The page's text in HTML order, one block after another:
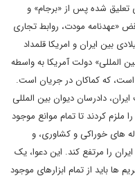
تعلیق شده پس از «برجام» و
«عهدنامه مودت، روابط تجاری
کنسولی» منعقد شده در سال 1955 میلادی بین ایران و امریکا قلمداد
المللی» دولت آمریکا به واسطه
که کماکان در جریان است.
ایران، دادرسان دیوان بین المللی
کردند تا تمام موانع موجود
های خوراکی و کشاوری، و
را مرتفع کند. این دعوا، یک
ها باید از تمام ابزارهای موجود